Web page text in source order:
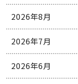
2026年8月
2026年7月
2026年6月